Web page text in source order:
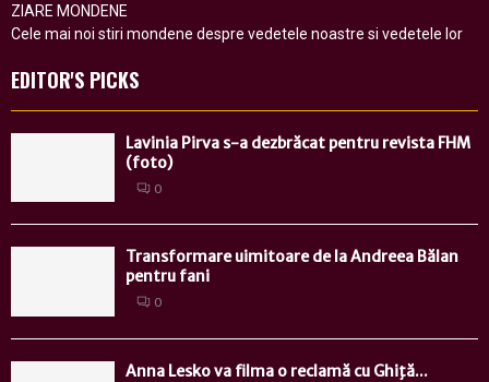
ZIARE MONDENE
Cele mai noi stiri mondene despre vedetele noastre si vedetele lor
EDITOR'S PICKS
Lavinia Pirva s-a dezbrăcat pentru revista FHM
(foto)
0
Transformare uimitoare de la Andreea Bălan
pentru fani
0
Anna Lesko va filma o reclamă cu Ghiţă...